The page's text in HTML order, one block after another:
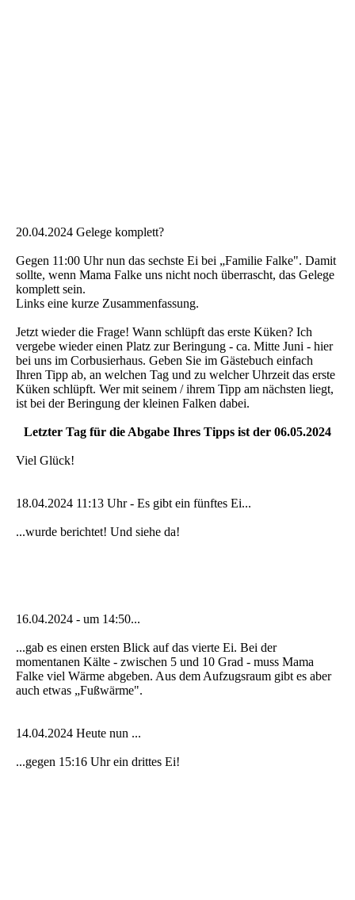
20.04.2024 Gelege komplett?
Gegen 11:00 Uhr nun das sechste Ei bei „Familie Falke". Damit
sollte, wenn Mama Falke uns nicht noch überrascht, das Gelege
komplett sein.
Links eine kurze Zusammenfassung.
Jetzt wieder die Frage! Wann schlüpft das erste Küken? Ich
vergebe wieder einen Platz zur Beringung - ca. Mitte Juni - hier
bei uns im Corbusierhaus. Geben Sie im Gästebuch einfach
Ihren Tipp ab, an welchen Tag und zu welcher Uhrzeit das erste
Küken schlüpft. Wer mit seinem / ihrem Tipp am nächsten liegt,
ist bei der Beringung der kleinen Falken dabei.
Letzter Tag für die Abgabe Ihres Tipps ist der 06.05.2024
Viel Glück!
18.04.2024 11:13 Uhr - Es gibt ein fünftes Ei...
...wurde berichtet! Und siehe da!
16.04.2024 - um 14:50...
...gab es einen ersten Blick auf das vierte Ei. Bei der
momentanen Kälte - zwischen 5 und 10 Grad - muss Mama
Falke viel Wärme abgeben. Aus dem Aufzugsraum gibt es aber
auch etwas „Fußwärme".
14.04.2024 Heute nun ...
...gegen 15:16 Uhr ein drittes Ei!